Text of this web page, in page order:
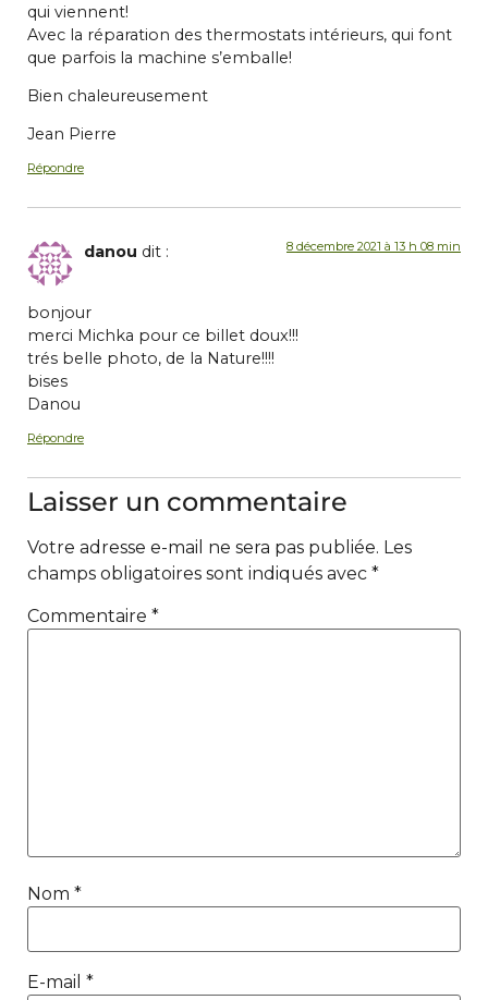
qui viennent!
Avec la réparation des thermostats intérieurs, qui font
que parfois la machine s’emballe!
Bien chaleureusement
Jean Pierre
Répondre
danou dit : 8 décembre 2021 à 13 h 08 min
bonjour
merci Michka pour ce billet doux!!!
trés belle photo, de la Nature!!!!
bises
Danou
Répondre
Laisser un commentaire
Votre adresse e-mail ne sera pas publiée. Les
champs obligatoires sont indiqués avec *
Commentaire *
Nom *
E-mail *